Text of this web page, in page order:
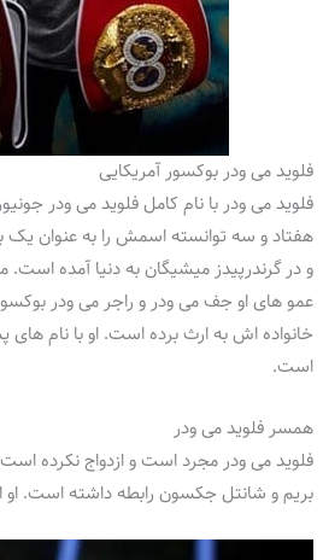
فلوید می ودر بوکسور آمریکایی
فلوید می ودر با نام کامل فلوید می ودر
هفتاد و سه توانسته اسمش را به عنوان
و در گرندرپیدز میشیگان به دنیا آمده است.
عمو های او جف می ودر و راجر می ودر
خانواده اش به ارث برده است. او با نام
است.
همسر فلوید می ودر
فلوید می ودر مجرد است و ازدواج نکرده
بریم و شانتل جکسون رابطه داشته است. او